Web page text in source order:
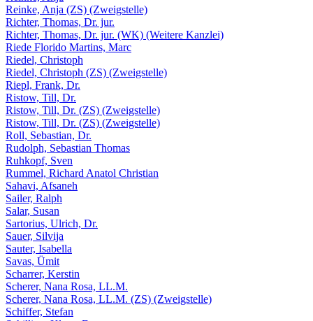
Reinke, Anja (ZS) (Zweigstelle)
Richter, Thomas, Dr. jur.
Richter, Thomas, Dr. jur. (WK) (Weitere Kanzlei)
Riede Florido Martins, Marc
Riedel, Christoph
Riedel, Christoph (ZS) (Zweigstelle)
Riepl, Frank, Dr.
Ristow, Till, Dr.
Ristow, Till, Dr. (ZS) (Zweigstelle)
Ristow, Till, Dr. (ZS) (Zweigstelle)
Roll, Sebastian, Dr.
Rudolph, Sebastian Thomas
Ruhkopf, Sven
Rummel, Richard Anatol Christian
Sahavi, Afsaneh
Sailer, Ralph
Salar, Susan
Sartorius, Ulrich, Dr.
Sauer, Silvija
Sauter, Isabella
Savas, Ümit
Scharrer, Kerstin
Scherer, Nana Rosa, LL.M.
Scherer, Nana Rosa, LL.M. (ZS) (Zweigstelle)
Schiffer, Stefan